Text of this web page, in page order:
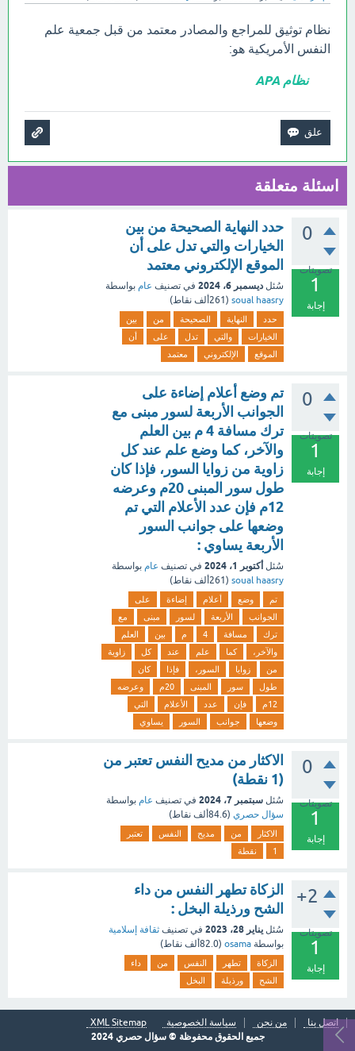
نظام توثيق للمراجع والمصادر معتمد من قبل جمعية علم
النفس الأمريكية هو:
نظام APA
اسئلة متعلقة
0
تصويتات
1
إجابة
حدد النهاية الصحيحة من بين
الخيارات والتي تدل على أن
الموقع الإلكتروني معتمد
سُئل ديسمبر 6، 2024 في تصنيف عام بواسطة
soual haasry
( 261ألف نقاط)
حدد النهاية الصحيحة من
بين
الخيارات
والتي تدل على
أن
الموقع
الإلكتروني معتمد
0
تصويتات
1
إجابة
تم وضع أعلام إضاءة على
الجوانب الأربعة لسور مبنى مع
ترك مسافة 4 م بين العلم
والآخر، كما وضع علم عند كل
زاوية من زوايا السور، فإذا كان
طول سور المبنى 20م وعرضه
12م فإن عدد الأعلام التي تم
وضعها على جوانب السور
الأربعة يساوي :
سُئل أكتوبر 1، 2024 في تصنيف عام بواسطة
soual haasry
( 261ألف نقاط)
تم وضع أعلام إضاءة
على
الجوانب
الأربعة لسور مبنى
مع
ترك
مسافة 4 م بين
العلم
والآخر،
كما علم عند كل
زاوية
من
زوايا السور، فإذا
كان
طول
سور المبنى 20م
وعرضه
12م
فإن عدد الأعلام
التي
وضعها
جوانب السور يساوي
0
تصويتات
1
إجابة
الاكثار من مديح النفس تعتبر من
(1 نقطة)
سُئل سبتمبر 7، 2024 في تصنيف عام بواسطة
سؤال حصري (84.6ألف نقاط)
الاكثار من مديح النفس
تعتبر
1
نقطة
+2
تصويتات
1
إجابة
الزكاة تطهر النفس من داء
الشح ورذيلة البخل :
سُئل يناير 28، 2023 في تصنيف ثقافة إسلامية
بواسطة osama
(82.0ألف نقاط)
الزكاة تطهر النفس من
داء
الشح
ورذيلة البخل
اتصل بنا من نحن سياسة الخصوصية XML Sitemap
جميع الحقوق محفوظة © سؤال حصري 2024